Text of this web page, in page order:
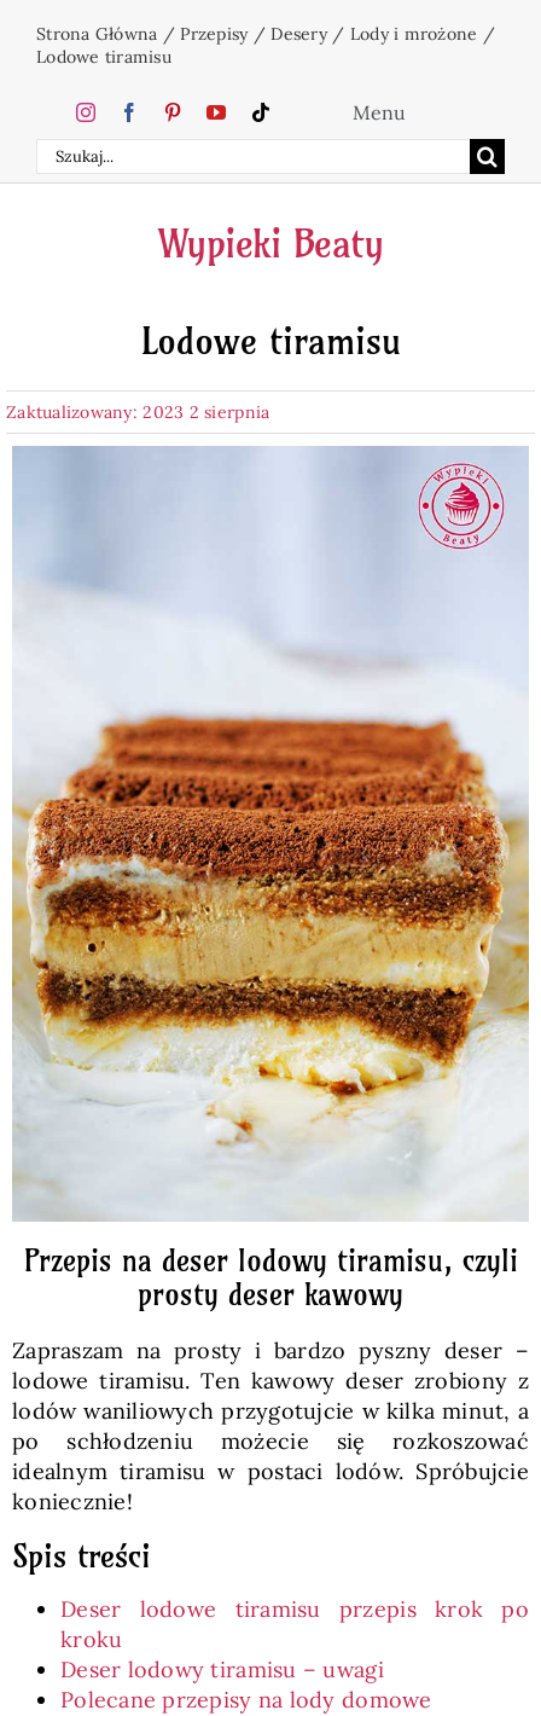
Strona Główna /Przepisy/Desery/ Lody i mrożone /
Lodowe tiramisu
Szukaj
Menu
Home
Ciasta
Desery
Napoje
Przetwory
Posiłki
Zdrowo i fit
Kuchnie świata
SKLEP
Polski
Wypieki Beaty
Lodowe tiramisu
Zaktualizowany: 2023 2 sierpnia
Przepis na deser lodowy tiramisu, czyli
prosty deser kawowy
Zapraszam na prosty i bardzo pyszny deser –
lodowe tiramisu. Ten kawowy deser zrobiony z
lodów waniliowych przygotujcie w kilka minut, a
po schłodzeniu możecie się rozkoszować
idealnym tiramisu w postaci lodów. Spróbujcie
koniecznie!
Spis treści
Deser lodowe tiramisu przepis krok po
kroku
Deser lodowy tiramisu – uwagi
Polecane przepisy na lody domowe